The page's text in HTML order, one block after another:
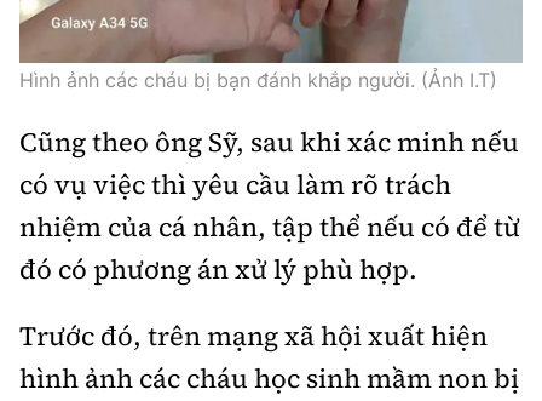
Hình ảnh các cháu bị bạn đánh khắp người. (Ảnh I.T)
Cũng theo ông Sỹ, sau khi xác minh nếu
có vụ việc thì yêu cầu làm rõ trách
nhiệm của cá nhân, tập thể nếu có để từ
đó có phương án xử lý phù hợp.
Trước đó, trên mạng xã hội xuất hiện
hình ảnh các cháu học sinh mầm non bị